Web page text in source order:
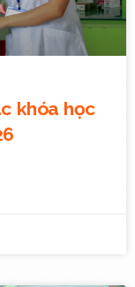
khóa học